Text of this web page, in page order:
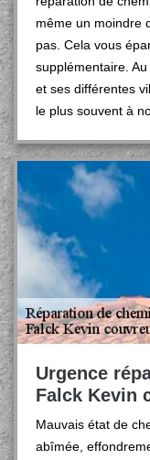
même un moindre
pas. Cela vous
supplémentaire.
et ses différentes
le plus souvent à
Urgence
Falck Kevin
Mauvais état de
abîmée,